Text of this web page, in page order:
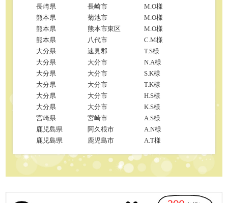
長崎県
長崎市
M.O様
熊本県
菊池市
M.O様
熊本県
熊本市東区
M.O様
熊本県
八代市
C.M様
大分県
速見郡
T.S様
大分県
大分市
N.A様
大分県
大分市
S.K様
大分県
大分市
T.K様
大分県
大分市
H.S様
大分県
大分市
K.S様
宮崎県
宮崎市
A.S様
鹿児島県
阿久根市
A.N様
鹿児島県
鹿児島市 A.T様